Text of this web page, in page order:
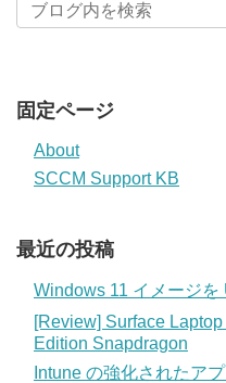
固定ページ
About
SCCM Support KB
最近の投稿
Windows 11 イメージ
[Review] Surface
Edition Snapdragon
Intune の強化されたア